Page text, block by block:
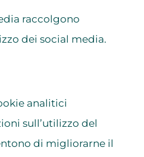
raccolgono
dei social media.
analitici
sull’utilizzo del
di migliorarne il